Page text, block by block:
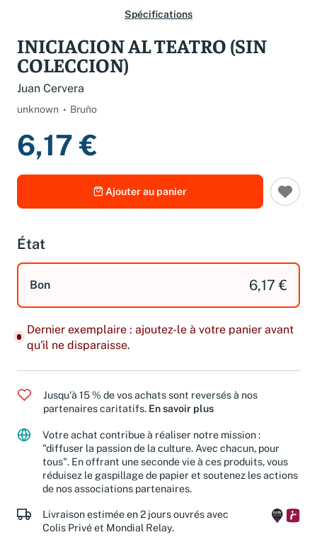
Spécifications
INICIACION AL TEATRO (SIN
COLECCION)
Juan Cervera
unknown Bruño
6,17 €
Ajouter au panier
État
Bon 6,17 €
Dernier exemplaire : ajoutez-le à votre panier avant
qu'il ne disparaisse.
Jusqu'à 15 % de vos achats sont reversés à nos
partenaires caritatifs. En savoir plus
Votre achat contribue à réaliser notre mission :
"diffuser la passion de la culture. Avec chacun, pour
tous". En offrant une seconde vie à ces produits, vous
réduisez le gaspillage de papier et soutenez les actions
de nos associations partenaires.
Livraison estimée en 2 jours ouvrés avec
Colis Privé et Mondial Relay.